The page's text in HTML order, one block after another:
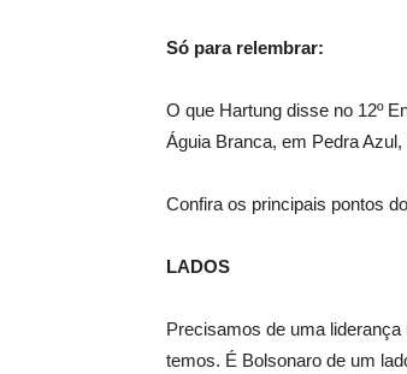
Só para relembrar:
O que Hartung disse no 12º
Águia Branca, em Pedra
Confira os principais pontos
LADOS
Precisamos de uma
temos. É Bolsonaro de um